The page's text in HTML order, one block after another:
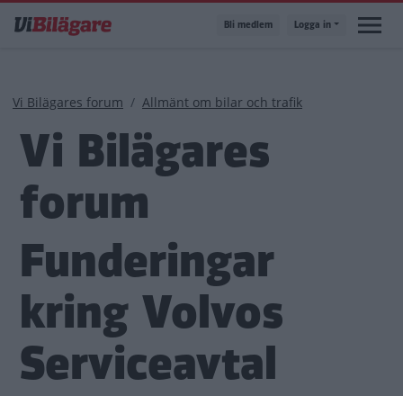
till
Bli medlem Logga in
Länkstig
Vi Bilägares forum Allmänt om bilar och trafik
Vi Bilägares
forum
Funderingar
kring Volvos
Serviceavtal